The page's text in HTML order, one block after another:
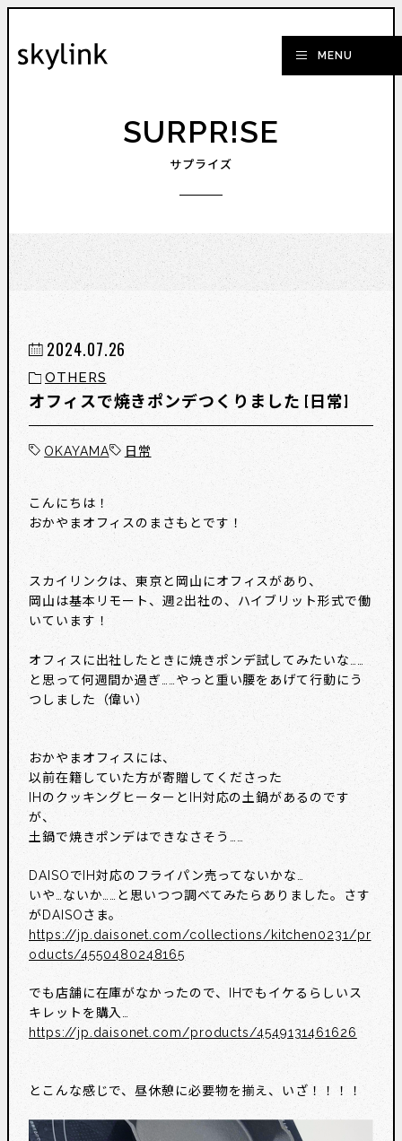
SURPR!SE
サプライズ
2024.07.26
OTHERS
オフィスで焼きポンデつくりました [日常]
OKAYAMA 日常
こんにちは！
おかやまオフィスのまさもとです！
スカイリンクは、東京と岡山にオフィスがあり、
岡山は基本リモート、週2出社の、ハイブリット形式で働
いています！
オフィスに出社したときに焼きポンデ試してみたいな……
と思って何週間か過ぎ……やっと重い腰をあげて行動にう
つしました（偉い）
おかやまオフィスには、
以前在籍していた方が寄贈してくださった
IHのクッキングヒーターとIH対応の土鍋があるのです
が、
土鍋で焼きポンデはできなさそう……
DAISOでIH対応のフライパン売ってないかな…
いや…ないか……と思いつつ調べてみたらありました。さす
がDAISOさま。
https://jp.daisonet.com/collections/kitchen0231/pr
oducts/4550480248165
でも店舗に在庫がなかったので、IHでもイケるらしいス
キレットを購入…
https://jp.daisonet.com/products/4549131461626
とこんな感じで、昼休憩に必要物を揃え、いざ！！！！